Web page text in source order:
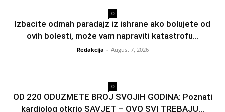
0
Izbacite odmah paradajz iz ishrane ako bolujete od
ovih bolesti, može vam napraviti katastrofu...
Redakcija - August 7, 2026
0
OD 220 ODUZMETE BROJ SVOJIH GODINA: Poznati
kardiolog otkrio SAVJET – OVO SVI TREBAJU...